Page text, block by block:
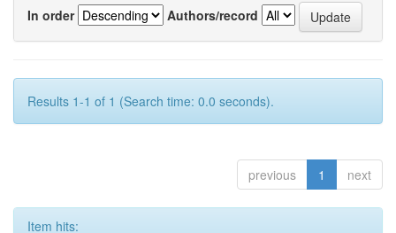
In order
Authors/record
Results 1-1 of 1 (Search time: 0.0 seconds).
previous 1 next
Item hits: